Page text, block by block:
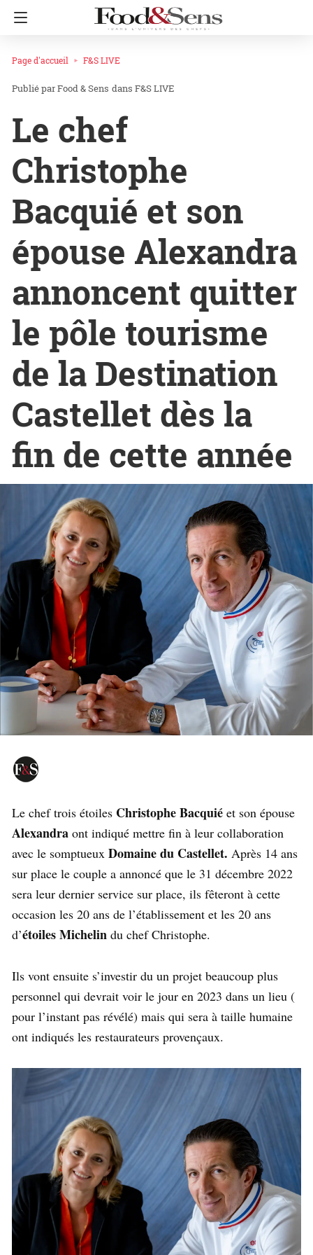
Page d'accueil F&S LIVE
Food & Sens dans F&S LIVE
Le chef
Christophe
Bacquié et son
épouse Alexandra
annoncent quitter
le pôle tourisme
de la Destination
Castellet dès la
fin de cette année
Le chef trois étoiles Christophe Bacquié et son épouse
Alexandra ont indiqué mettre fin à leur collaboration
avec le somptueux Domaine du Castellet. Après 14 ans
sur place le couple a annoncé que le 31 décembre 2022
sera leur dernier service sur place, ils fêteront à cette
occasion les 20 ans de l’établissement et les 20 ans
d’étoiles Michelin du chef Christophe.
Ils vont ensuite s’investir du un projet beaucoup plus
personnel qui devrait voir le jour en 2023 dans un lieu (
pour l’instant pas révélé) mais qui sera à taille humaine
ont indiqués les restaurateurs provençaux.